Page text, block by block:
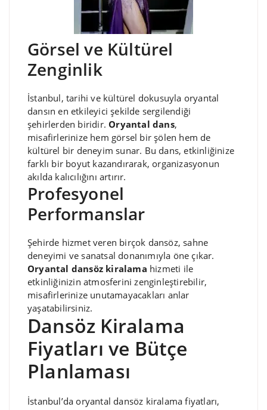
Görsel ve Kültürel
Zenginlik
İstanbul, tarihi ve kültürel dokusuyla oryantal
dansın en etkileyici şekilde sergilendiği
şehirlerden biridir.Oryantal dans,
misafirlerinize hem görsel bir şölen hem de
kültürel bir deneyim sunar. Bu dans, etkinliğinize
farklı bir boyut kazandırarak, organizasyonun
akılda kalıcılığını artırır.
Profesyonel
Performanslar
Şehirde hizmet veren birçok dansöz, sahne
deneyimi ve sanatsal donanımıyla öne çıkar.
Oryantal dansöz kiralama hizmeti ile
etkinliğinizin atmosferini zenginleştirebilir,
misafirlerinize unutamayacakları anlar
yaşatabilirsiniz.
Dansöz Kiralama
Fiyatları ve Bütçe
Planlaması
İstanbul’da oryantal dansöz kiralama fiyatları,